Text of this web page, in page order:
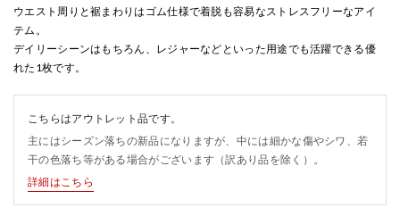
ウエスト周りと裾まわりはゴム仕様で着脱も容易なストレスフリーなアイ
テム。
デイリーシーンはもちろん、レジャーなどといった用途でも活躍できる優
れた1枚です。
こちらはアウトレット品です。
主にはシーズン落ちの新品になりますが、中には細かな傷やシワ、若
干の色落ち等がある場合がございます（訳あり品を除く）。
詳細はこちら